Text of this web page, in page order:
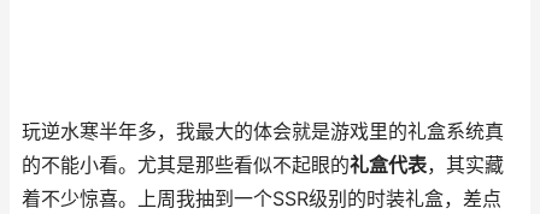
玩逆水寒半年多，我最大的体会就是游戏里的礼盒系统真
的不能小看。尤其是那些看似不起眼的礼盒代表，其实藏
着不少惊喜。上周我抽到一个SSR级别的时装礼盒，差点